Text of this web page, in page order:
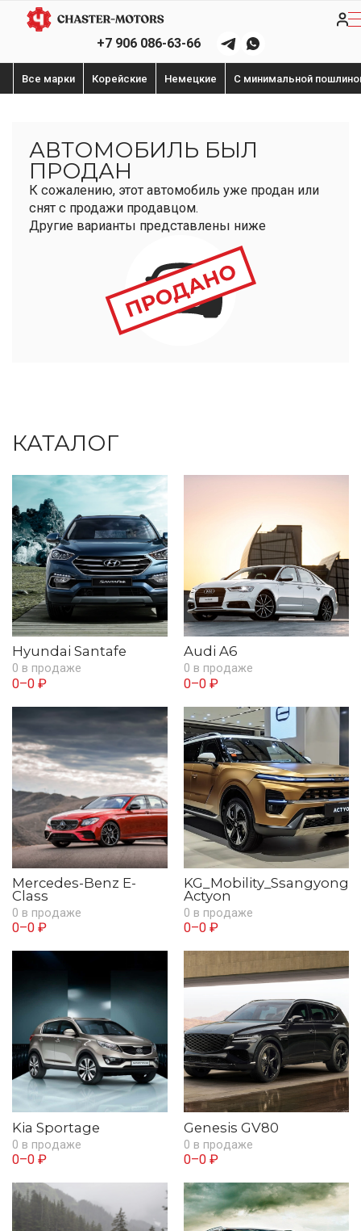
+7 906 086-63-66
Все марки Корейские Немецкие С минимальной
АВТОМОБИЛЬ БЫЛ
ПРОДАН
К сожалению, этот автомобиль уже продан или
снят с продажи продавцом.
Другие варианты представлены ниже
КАТАЛОГ
Hyundai Santafe
0 в продаже
0–0 ₽
Audi A6
0 в продаже
0–0 ₽
Mercedes-Benz E-
Class
0 в продаже
0–0 ₽
KG_Mobility_Ssangyong
Actyon
0 в продаже
0–0 ₽
Kia Sportage
0 в продаже
0–0 ₽
Genesis GV80
0 в продаже
0–0 ₽